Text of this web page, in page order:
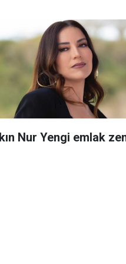
Nur Yengi emlak